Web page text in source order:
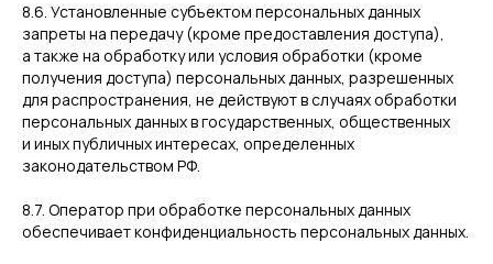
8.6. Установленные субъектом персональных данных
запреты на передачу (кроме предоставления доступа),
а также на обработку или условия обработки (кроме
получения доступа) персональных данных, разрешенных
для распространения, не действуют в случаях обработки
персональных данных в государственных, общественных
и иных публичных интересах, определенных
законодательством РФ.
8.7. Оператор при обработке персональных данных
обеспечивает конфиденциальность персональных данных.